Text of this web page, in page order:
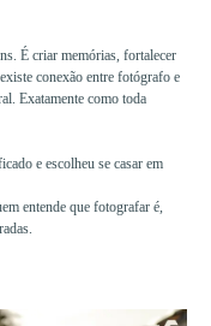
É criar memórias, fortalecer
conexão entre fotógrafo e
Exatamente como toda
e escolheu se casar em
entende que fotografar é,